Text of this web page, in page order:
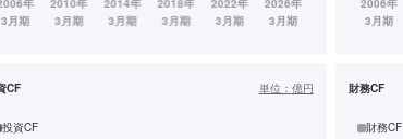
CF 単位： 億円
投資CF
財務CF
財務CF